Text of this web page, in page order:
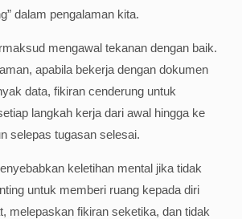
dalam pengalaman kita.
mengawal tekanan dengan baik.
apabila bekerja dengan dokumen
data, fikiran cenderung untuk
langkah kerja dari awal hingga ke
selepas tugasan selesai.
keletihan mental jika tidak
untuk memberi ruang kepada diri
melepaskan fikiran seketika, dan tidak